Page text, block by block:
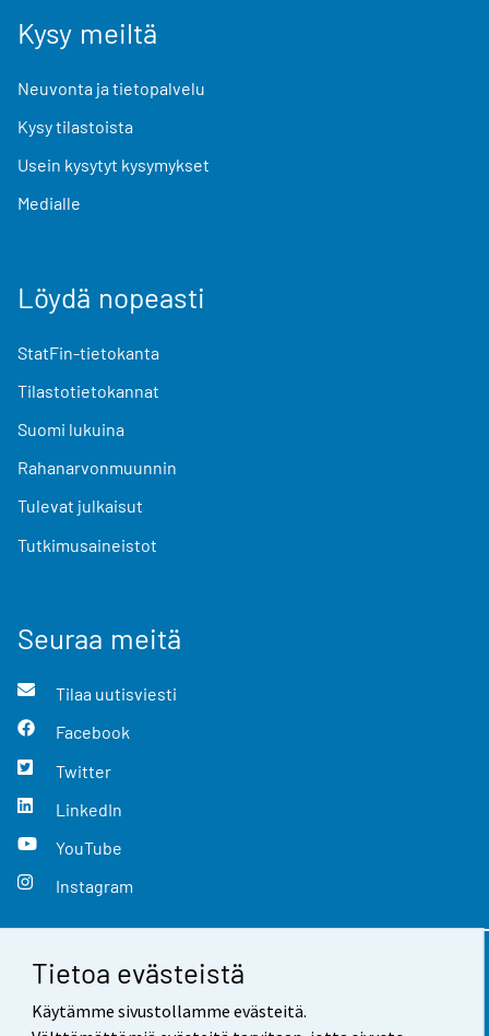
Tietoa evästeistä
Käytämme sivustollamme evästeitä.
Kysy meiltä
Neuvonta ja tietopalvelu
Kysy tilastoista
Usein kysytyt kysymykset
Medialle
Löydä nopeasti
StatFin-tietokanta
Tilastotietokannat
Suomi lukuina
Rahanarvonmuunnin
Tulevat julkaisut
Tutkimusaineistot
Seuraa meitä
Tilaa uutisviesti
Facebook
Twitter
LinkedIn
YouTube
Instagram
Yhteystiedot
Palaute